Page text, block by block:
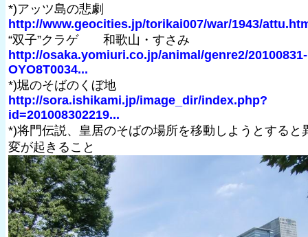
*)アッツ島の悲劇
http://www.geocities.jp/torikai007/war/1943/
“双子”クラゲ 和歌山・すさみ
http://osaka.yomiuri.co.jp/animal/genre2/20100831-
OYO8T0034...
*)堀のそばのくぼ地
http://sora.ishikami.jp/image_dir/index.php?
id=201008302219...
*)将門伝説、皇居のそばの場所を移動しようとすると
変が起きること